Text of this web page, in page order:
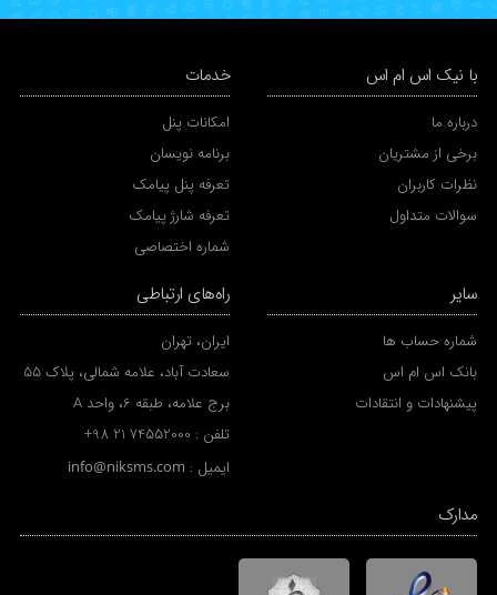
با نیک اس ام اس
درباره ما
برخی از مشتریان
نظرات کاربران
سوالات متداول
خدمات
امکانات پنل
برنامه نویسان
تعرفه پنل پیامک
تعرفه شارژ پیامک
شماره اختصاصی
سایر
شماره حساب ها
بانک اس ام اس
پیشنهادات و انتقادات
راه‌های ارتباطی
ایران، تهران
سعادت آباد، علامه شمالی، پلاک 55
برج علامه، طبقه 6، واحد A
تلفن : +98 21 74552000
ایمیل : info@niksms.com
مدارک